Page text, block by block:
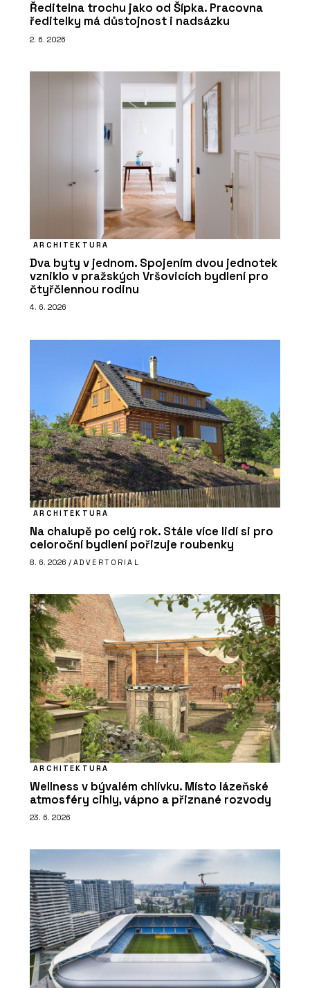
Ředitelna trochu jako od Šípka. Pracovna
ředitelky má důstojnost i nadsázku
2. 6. 2026
ARCHITEKTURA
Dva byty v jednom. Spojením dvou jednotek
vzniklo v pražských Vršovicích bydlení pro
čtyřčlennou rodinu
4. 6. 2026
ARCHITEKTURA
Na chalupě po celý rok. Stále více lidí si pro
celoroční bydlení pořizuje roubenky
8. 6. 2026 / ADVERTORIAL
ARCHITEKTURA
Wellness v bývalém chlívku. Místo lázeňské
atmosféry cihly, vápno a přiznané rozvody
23. 6. 2026